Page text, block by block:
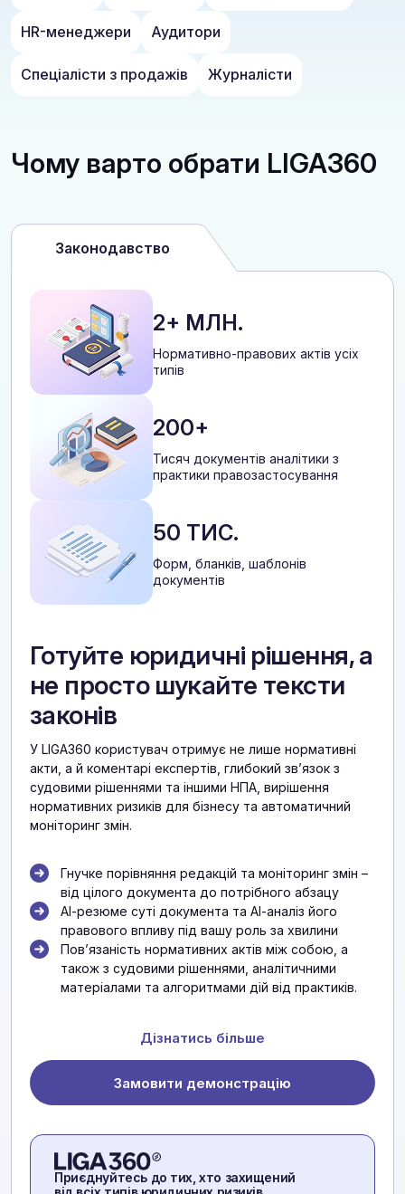
HR-менеджери Аудитори
Спеціалісти з продажів Журналісти
Чому варто обрати LIGA360
Законодавство
2+ МЛН.
Нормативно-правових актів усіх
типів
200+
Тисяч документів аналітики з
практики правозастосування
50 ТИС.
Форм, бланків, шаблонів
документів
Готуйте юридичні рішення, а
не просто шукайте тексти
законів
У LIGA360 користувач отримує не лише нормативні
акти, а й коментарі експертів, глибокий звʼязок з
судовими рішеннями та іншими НПА, вирішення
нормативних ризиків для бізнесу та автоматичний
моніторинг змін.
Гнучке порівняння редакцій та моніторинг змін –
від цілого документа до потрібного абзацу
АІ-резюме суті документа та АІ-аналіз його
правового впливу під вашу роль за хвилини
Повʼязаність нормативних актів між собою, а
також з судовими рішеннями, аналітичними
матеріалами та алгоритмами дій від практиків.
Дізнатись більше
Замовити демонстрацію
Приєднуйтесь до тих, хто захищений